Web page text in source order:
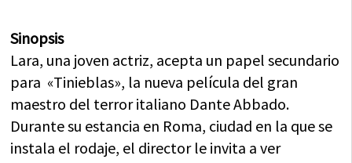
Sinopsis
Lara, una joven actriz, acepta un papel secundario
para «Tinieblas», la nueva película del gran
maestro del terror italiano Dante Abbado.
Durante su estancia en Roma, ciudad en la que se
instala el rodaje, el director le invita a ver